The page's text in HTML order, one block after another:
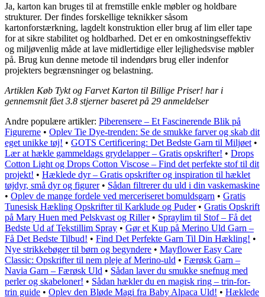
Ja, karton kan bruges til at fremstille enkle møbler og holdbare
strukturer. Der findes forskellige teknikker såsom
kartonforstærkning, lagdelt konstruktion eller brug af lim eller tape
for at sikre stabilitet og holdbarhed. Det er en omkostningseffektiv
og miljøvenlig måde at lave midlertidige eller lejlighedsvise møbler
på. Brug kun denne metode til indendørs brug eller indenfor
projekters begrænsninger og belastning.
Artiklen Køb Tykt og Farvet Karton til Billige Priser! har i
gennemsnit fået3.8 stjerner baseret på 29 anmeldelser
Andre populære artikler: Piberensere – Et Fascinerende Blik på
Figurerne • Oplev Tie Dye-trenden: Se de smukke farver og skab dit
eget unikke tøj! • GOTS Certificering: Det Bedste Garn til Miljøet •
Lær at hækle gammeldags grydelapper – Gratis opskrifter! • Drops
Cotton Light og Drops Cotton Viscose – Find det perfekte stof til dit
projekt! • Hæklede dyr – Gratis opskrifter og inspiration til hæklet
tøjdyr, små dyr og figurer• Sådan filtrerer du uld i din vaskemaskine
• Oplev de mange fordele ved merceriseret bomuldsgarn • Gratis
Tunesisk Hækling Opskrifter til Karklude og Puder• Gratis Opskrift
på Mary Huen med Pelskvast og Riller• Spraylim til Stof – Få det
Bedste Ud af Tekstillim Spray • Gør et Kup på Merino Uld Garn –
Få Det Bedste Tilbud! • Find Det Perfekte Garn Til Din Hækling! •
Nye strikkebøger til børn og begyndere • Mayflower Easy Care
Classic: Opskrifter til nem pleje af Merino-uld • Færøsk Garn –
Navia Garn – Færøsk Uld • Sådan laver du smukke snefnug med
perler og skabeloner! • Sådan hækler du en magisk ring – trin-for-
trin guide • Oplev den Bløde Magi fra Baby Alpaca Uld! • Hæklede